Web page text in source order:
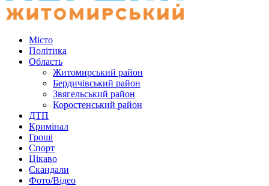
Місто
Політика
Область
Житомирський район
Бердичівський район
Звягельський район
Коростенський район
ДТП
Кримінал
Гроші
Спорт
Цікаво
Скандали
Фото/Відео